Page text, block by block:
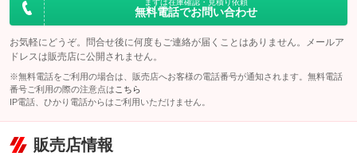
まずは在庫確認・見積り依頼
無料電話でお問い合わせ
お気軽にどうぞ。問合せ後に何度もご連絡が届くことはありません。メールア
ドレスは販売店に公開されません。
※無料電話をご利用の場合は、販売店へお客様の電話番号が通知されます。無料電話
番号ご利用の際の注意点は こちら
IP電話、ひかり電話からはご利用いただけません。
販売店情報